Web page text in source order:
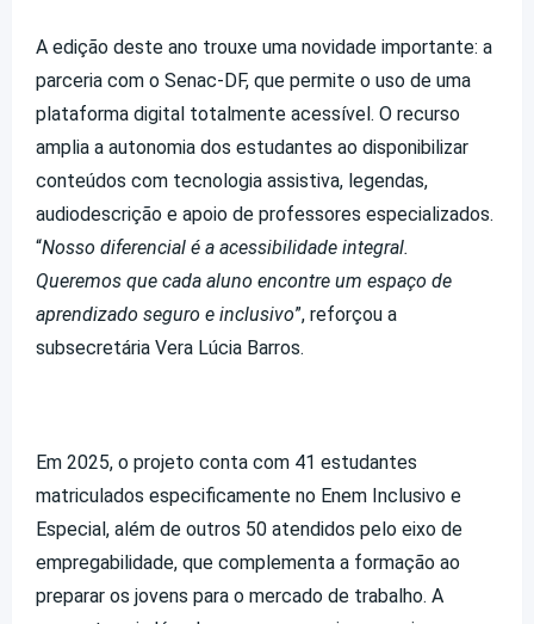
A edição deste ano trouxe uma novidade importante: a
parceria com o Senac-DF, que permite o uso de uma
plataforma digital totalmente acessível. O recurso
amplia a autonomia dos estudantes ao disponibilizar
conteúdos com tecnologia assistiva, legendas,
audiodescrição e apoio de professores especializados.
“Nosso diferencial é a acessibilidade integral.
Queremos que cada aluno encontre um espaço de
aprendizado seguro e inclusivo”, reforçou a
subsecretária Vera Lúcia Barros.
Em 2025, o projeto conta com 41 estudantes
matriculados especificamente no Enem Inclusivo e
Especial, além de outros 50 atendidos pelo eixo de
empregabilidade, que complementa a formação ao
preparar os jovens para o mercado de trabalho. A